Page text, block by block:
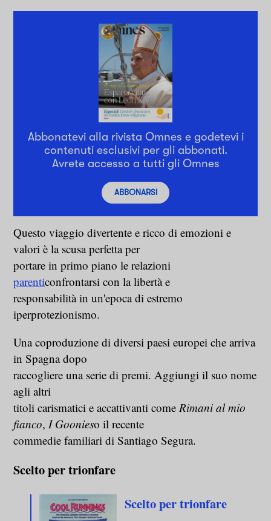
Abbonatevi alla rivista Omnes e godetevi i
contenuti esclusivi per gli abbonati.
Avrete accesso a tutti gli Omnes
ABBONARSI
Questo viaggio divertente e ricco di emozioni e
valori è la scusa perfetta per
portare in primo piano le relazioni
parenticonfrontarsi con la libertà e
responsabilità in un'epoca di estremo
iperprotezionismo.
Una coproduzione di diversi paesi europei che arriva
in Spagna dopo
raccogliere una serie di premi. Aggiungi il suo nome
agli altri
titoli carismatici e accattivanti comeRimani al mio
fianco,I Goonieso il recente
commedie familiari di Santiago Segura.
Scelto per trionfare
Scelto per trionfare